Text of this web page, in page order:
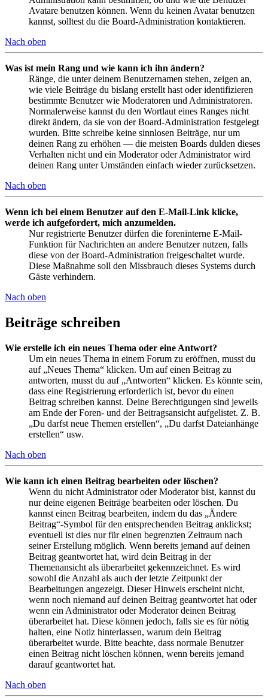
Avatare benutzen können. Wenn du keinen Avatar benutzen
kannst, solltest du die Board-Administration kontaktieren.
Nach oben
Was ist mein Rang und wie kann ich ihn ändern?
Ränge, die unter deinem Benutzernamen stehen, zeigen an,
wie viele Beiträge du bislang erstellt hast oder identifizieren
bestimmte Benutzer wie Moderatoren und Administratoren.
Normalerweise kannst du den Wortlaut eines Ranges nicht
direkt ändern, da sie von der Board-Administration festgelegt
wurden. Bitte schreibe keine sinnlosen Beiträge, nur um
deinen Rang zu erhöhen — die meisten Boards dulden dieses
Verhalten nicht und ein Moderator oder Administrator wird
deinen Rang unter Umständen einfach wieder zurücksetzen.
Nach oben
Wenn ich bei einem Benutzer auf den E-Mail-Link klicke,
werde ich aufgefordert, mich anzumelden.
Nur registrierte Benutzer dürfen die foreninterne E-Mail-
Funktion für Nachrichten an andere Benutzer nutzen, falls
diese von der Board-Administration freigeschaltet wurde.
Diese Maßnahme soll den Missbrauch dieses Systems durch
Gäste verhindern.
Nach oben
Beiträge schreiben
Wie erstelle ich ein neues Thema oder eine Antwort?
Um ein neues Thema in einem Forum zu eröffnen, musst du
auf „Neues Thema“ klicken. Um auf einen Beitrag zu
antworten, musst du auf „Antworten“ klicken. Es könnte sein,
dass eine Registrierung erforderlich ist, bevor du einen
Beitrag schreiben kannst. Deine Berechtigungen sind jeweils
am Ende der Foren- und der Beitragsansicht aufgelistet. Z. B.
„Du darfst neue Themen erstellen“, „Du darfst Dateianhänge
erstellen“ usw.
Nach oben
Wie kann ich einen Beitrag bearbeiten oder löschen?
Wenn du nicht Administrator oder Moderator bist, kannst du
nur deine eigenen Beiträge bearbeiten oder löschen. Du
kannst einen Beitrag bearbeiten, indem du das „Ändere
Beitrag“-Symbol für den entsprechenden Beitrag anklickst;
eventuell ist dies nur für einen begrenzten Zeitraum nach
seiner Erstellung möglich. Wenn bereits jemand auf deinen
Beitrag geantwortet hat, wird dein Beitrag in der
Themenansicht als überarbeitet gekennzeichnet. Es wird
sowohl die Anzahl als auch der letzte Zeitpunkt der
Bearbeitungen angezeigt. Dieser Hinweis erscheint nicht,
wenn noch niemand auf deinen Beitrag geantwortet hat oder
wenn ein Administrator oder Moderator deinen Beitrag
überarbeitet hat. Diese können jedoch, falls sie es für nötig
halten, eine Notiz hinterlassen, warum dein Beitrag
überarbeitet wurde. Bitte beachte, dass normale Benutzer
einen Beitrag nicht löschen können, wenn bereits jemand
darauf geantwortet hat.
Nach oben